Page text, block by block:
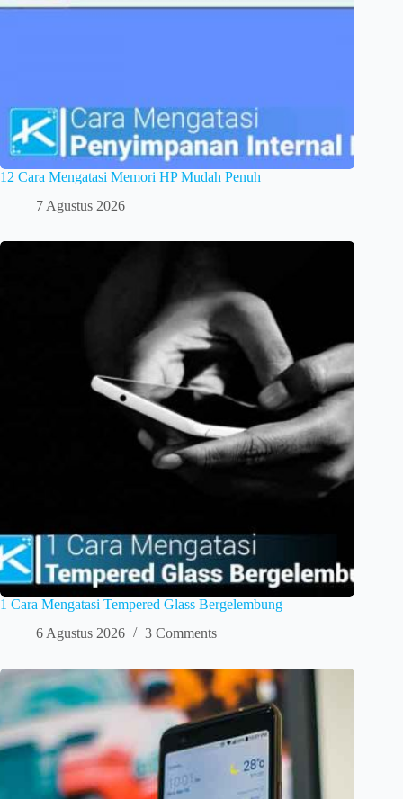
12 Cara Mengatasi Memori HP Mudah Penuh
7 Agustus 2026
1 Cara Mengatasi Tempered Glass Bergelembung
6 Agustus 2026
3 Comments